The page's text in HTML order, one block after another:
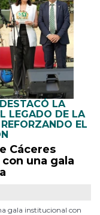
LA
LEGADO DE LA
EL
Cáceres
una gala
gala institucional con